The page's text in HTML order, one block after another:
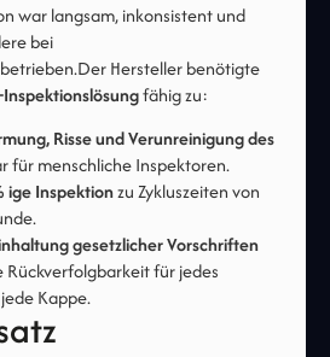
war langsam, inkonsistent und
bei
Hersteller benötigte
fähig zu:
Risse und Verunreinigung des
für menschliche Inspektoren.
ige Inspektionzu Zykluszeiten von
gesetzlicher Vorschriften
Rückverfolgbarkeit für jedes
Kappe.